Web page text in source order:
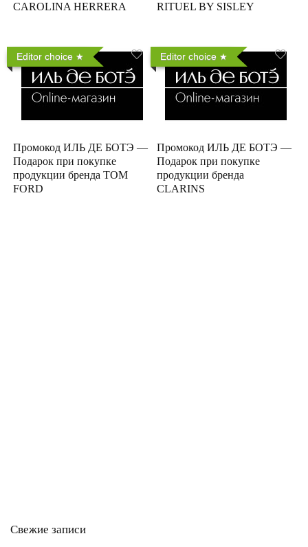
CAROLINA HERRERA
RITUEL BY SISLEY
Editor choice
Промокод ИЛЬ ДЕ БОТЭ —
Подарок при покупке
продукции бренда TOM
FORD
Editor choice
Промокод ИЛЬ ДЕ БОТЭ —
Подарок при покупке
продукции бренда
CLARINS
Свежие записи